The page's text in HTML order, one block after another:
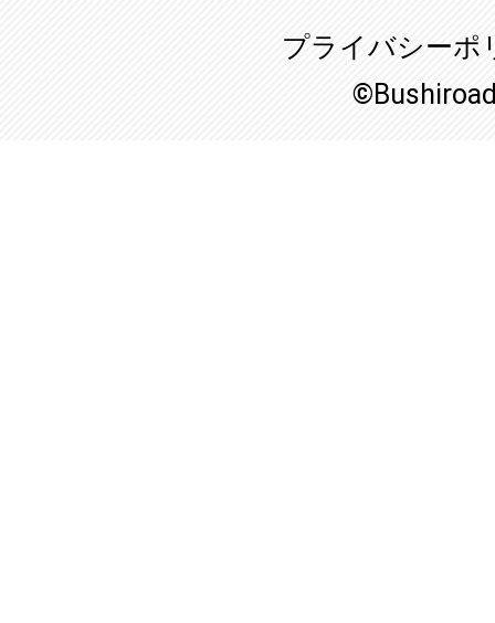
プライバシーポ